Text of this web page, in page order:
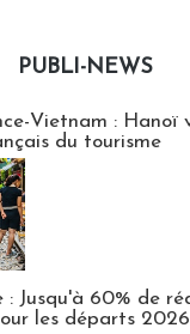
PUBLI-NEWS
Vietnam : Hanoï
du tourisme
: Jusqu'à 60% de
les départs